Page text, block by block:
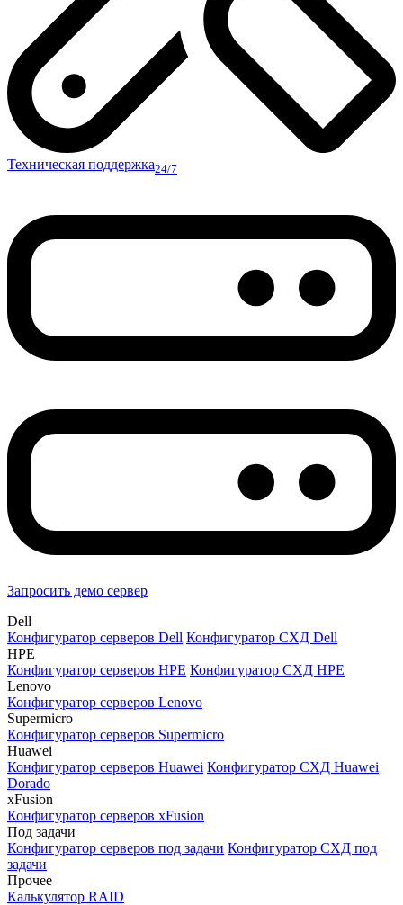
Техническая поддержка24/7
Запросить демо сервер
Dell
Конфигуратор серверов Dell Конфигуратор СХД Dell
HPE
Конфигуратор серверов HPE Конфигуратор СХД HPE
Lenovo
Конфигуратор серверов Lenovo
Supermicro
Конфигуратор серверов Supermicro
Huawei
Конфигуратор серверов Huawei Конфигуратор СХД Huawei
Dorado
xFusion
Конфигуратор серверов xFusion
Под задачи
Конфигуратор серверов под задачи Конфигуратор СХД под
задачи
Прочее
Калькулятор RAID